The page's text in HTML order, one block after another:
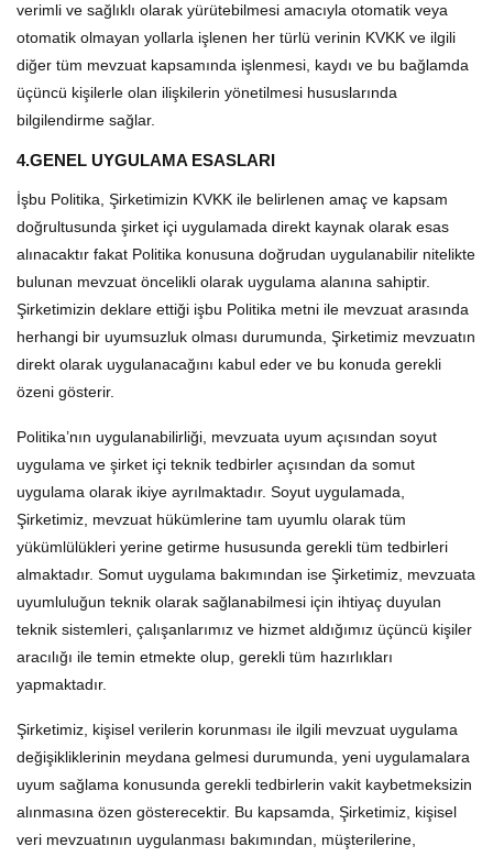
verimli ve sağlıklı olarak yürütebilmesi amacıyla otomatik veya
otomatik olmayan yollarla işlenen her türlü verinin KVKK ve ilgili
diğer tüm mevzuat kapsamında işlenmesi, kaydı ve bu bağlamda
üçüncü kişilerle olan ilişkilerin yönetilmesi hususlarında
bilgilendirme sağlar.
4.GENEL UYGULAMA ESASLARI
İşbu Politika, Şirketimizin KVKK ile belirlenen amaç ve kapsam
doğrultusunda şirket içi uygulamada direkt kaynak olarak esas
alınacaktır fakat Politika konusuna doğrudan uygulanabilir nitelikte
bulunan mevzuat öncelikli olarak uygulama alanına sahiptir.
Şirketimizin deklare ettiği işbu Politika metni ile mevzuat arasında
herhangi bir uyumsuzluk olması durumunda, Şirketimiz mevzuatın
direkt olarak uygulanacağını kabul eder ve bu konuda gerekli
özeni gösterir.
Politika’nın uygulanabilirliği, mevzuata uyum açısından soyut
uygulama ve şirket içi teknik tedbirler açısından da somut
uygulama olarak ikiye ayrılmaktadır. Soyut uygulamada,
Şirketimiz, mevzuat hükümlerine tam uyumlu olarak tüm
yükümlülükleri yerine getirme hususunda gerekli tüm tedbirleri
almaktadır. Somut uygulama bakımından ise Şirketimiz, mevzuata
uyumluluğun teknik olarak sağlanabilmesi için ihtiyaç duyulan
teknik sistemleri, çalışanlarımız ve hizmet aldığımız üçüncü kişiler
aracılığı ile temin etmekte olup, gerekli tüm hazırlıkları
yapmaktadır.
Şirketimiz, kişisel verilerin korunması ile ilgili mevzuat uygulama
değişikliklerinin meydana gelmesi durumunda, yeni uygulamalara
uyum sağlama konusunda gerekli tedbirlerin vakit kaybetmeksizin
alınmasına özen gösterecektir. Bu kapsamda, Şirketimiz, kişisel
veri mevzuatının uygulanması bakımından, müşterilerine,